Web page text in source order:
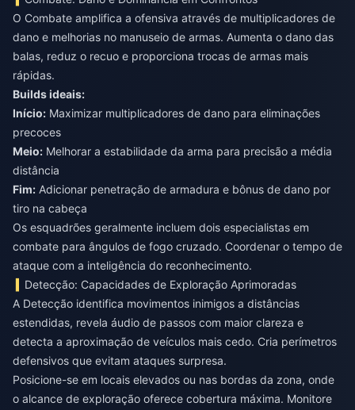
O Combate amplifica a ofensiva através de multiplicadores de
dano e melhorias no manuseio de armas. Aumenta o dano das
balas, reduz o recuo e proporciona trocas de armas mais
rápidas.
Builds ideais:
Início: Maximizar multiplicadores de dano para eliminações
precoces
Meio: Melhorar a estabilidade da arma para precisão a média
distância
Fim: Adicionar penetração de armadura e bônus de dano por
tiro na cabeça
Os esquadrões geralmente incluem dois especialistas em
combate para ângulos de fogo cruzado. Coordenar o tempo de
ataque com a inteligência do reconhecimento.
Detecção: Capacidades de Exploração Aprimoradas
A Detecção identifica movimentos inimigos a distâncias
estendidas, revela áudio de passos com maior clareza e
detecta a aproximação de veículos mais cedo. Cria perímetros
defensivos que evitam ataques surpresa.
Posicione-se em locais elevados ou nas bordas da zona, onde
o alcance de exploração oferece cobertura máxima. Monitore